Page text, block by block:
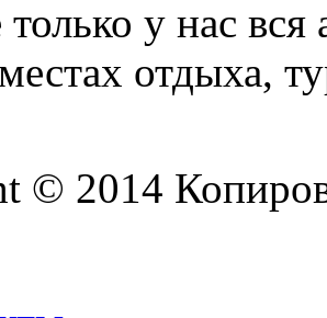
у нас
отдыха,
© 2014